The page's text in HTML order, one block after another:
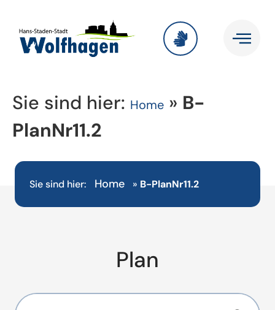
Sie sind hier: Home » B-
PlanNr11.2
Sie sind hier: Home » B-PlanNr11.2
Plan